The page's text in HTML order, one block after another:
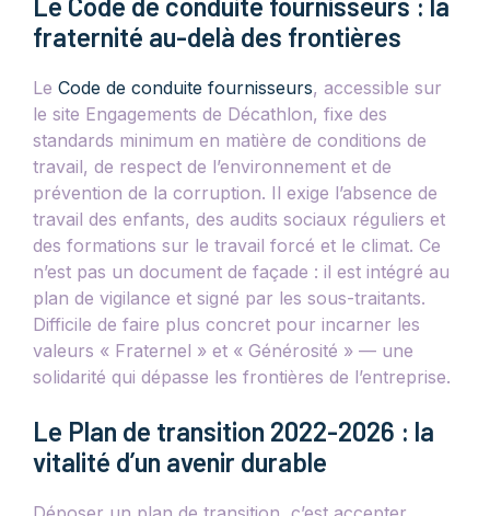
fraternité au-delà des frontières
Le Code de conduite fournisseurs, accessible sur
le site Engagements de Décathlon, fixe des
standards minimum en matière de conditions de
travail, de respect de l’environnement et de
prévention de la corruption. Il exige l’absence de
travail des enfants, des audits sociaux réguliers et
des formations sur le travail forcé et le climat. Ce
n’est pas un document de façade : il est intégré au
plan de vigilance et signé par les sous-traitants.
Difficile de faire plus concret pour incarner les
valeurs « Fraternel » et « Générosité » — une
solidarité qui dépasse les frontières de l’entreprise.
Le Plan de transition 2022-2026 : la
vitalité d’un avenir durable